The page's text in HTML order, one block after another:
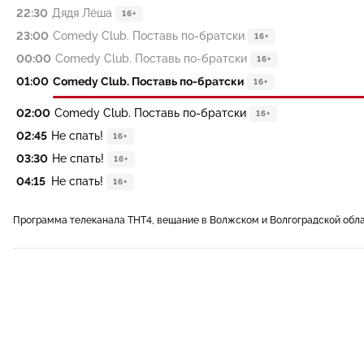
22:30 Дядя Лёша 16+
23:00 Comedy Club. Поставь по-братски 16+
00:00 Comedy Club. Поставь по-братски 16+
01:00 Comedy Club. Поставь по-братски 16+
02:00 Comedy Club. Поставь по-братски 16+
02:45 Не спать! 16+
03:30 Не спать! 16+
04:15 Не спать! 16+
Программа телеканала ТНТ4, вещание в Волжском и Волгоградской